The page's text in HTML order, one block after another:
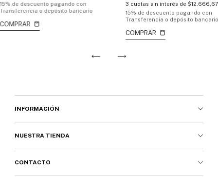
15% de descuento pagando con
Transferencia o depósito bancario
COMPRAR
3 cuotas sin interés de $12.666,67
15% de descuento pagando con
Transferencia o depósito bancario
COMPRAR
INFORMACIÓN
NUESTRA TIENDA
CONTACTO